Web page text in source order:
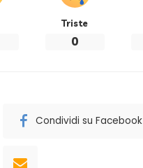
Triste
0
Condividi su Facebook